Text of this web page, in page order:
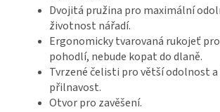
Dvojitá pružina pro maximální
životnost nářadí.
Ergonomicky tvarovaná rukojeť
pohodlí, nebude kopat do dlaně.
Tvrzené čelisti pro větší odolnost
přilnavost.
Otvor pro zavěšení.